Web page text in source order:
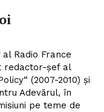
Radio France
redactor-șef al
(2007-2010) și
Adevărul, în
pe teme de